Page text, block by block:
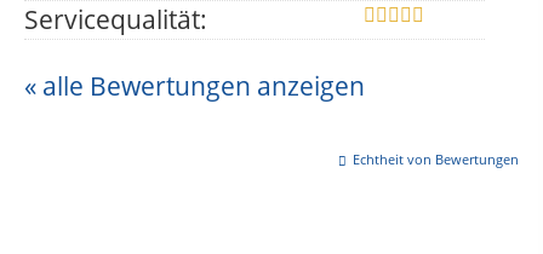
Servicequalität:
« alle Bewertungen anzeigen
Echtheit von Bewertungen